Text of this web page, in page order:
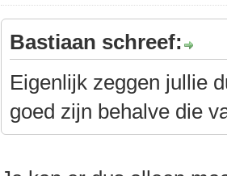
Bastiaan schreef:
Eigenlijk zeggen jullie
goed zijn behalve die